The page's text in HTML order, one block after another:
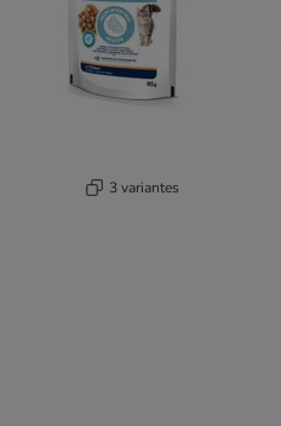
3 variantes